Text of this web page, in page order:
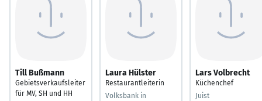
Till Bußmann
Gebietsverkaufsleiter
für MV, SH und HH
Laura Hülster
Restaurantleiterin
Volksbank in
Lars Volbrecht
Küchenchef
Juist